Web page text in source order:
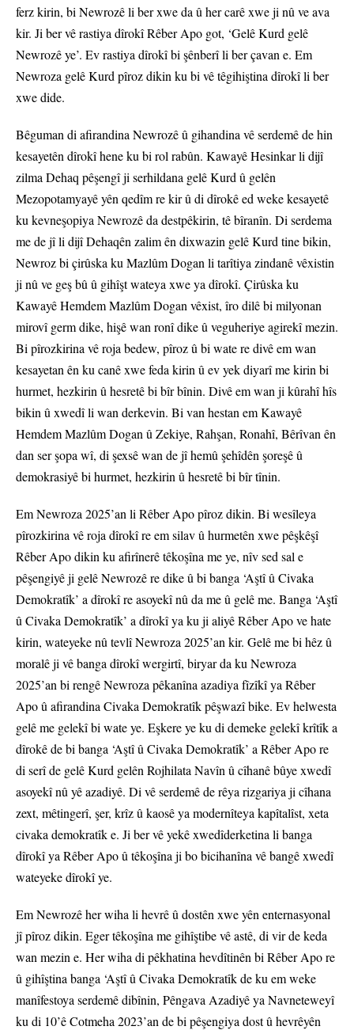
ferz kirin, bi Newrozê li ber xwe da û her carê xwe ji nû ve ava
kir. Ji ber vê rastiya dîrokî Rêber Apo got, ‘Gelê Kurd gelê
Newrozê ye’. Ev rastiya dîrokî bi şênberî li ber çavan e. Em
Newroza gelê Kurd pîroz dikin ku bi vê têgihiştina dîrokî li ber
xwe dide.
Bêguman di afirandina Newrozê û gihandina vê serdemê de hin
kesayetên dîrokî hene ku bi rol rabûn. Kawayê Hesinkar li dijî
zilma Dehaq pêşengî ji serhildana gelê Kurd û gelên
Mezopotamyayê yên qedîm re kir û di dîrokê ed weke kesayetê
ku kevneşopiya Newrozê da destpêkirin, tê bîranîn. Di serdema
me de jî li dijî Dehaqên zalim ên dixwazin gelê Kurd tine bikin,
Newroz bi çirûska ku Mazlûm Dogan li tarîtiya zindanê vêxistin
ji nû ve geş bû û gihîşt wateya xwe ya dîrokî. Çirûska ku
Kawayê Hemdem Mazlûm Dogan vêxist, îro dilê bi milyonan
mirovî germ dike, hişê wan ronî dike û veguheriye agirekî mezin.
Bi pîrozkirina vê roja bedew, pîroz û bi wate re divê em wan
kesayetan ên ku canê xwe feda kirin û ev yek diyarî me kirin bi
hurmet, hezkirin û hesretê bi bîr bînin. Divê em wan ji kûrahî hîs
bikin û xwedî li wan derkevin. Bi van hestan em Kawayê
Hemdem Mazlûm Dogan û Zekiye, Rahşan, Ronahî, Bêrîvan ên
dan ser şopa wî, di şexsê wan de jî hemû şehîdên şoreşê û
demokrasiyê bi hurmet, hezkirin û hesretê bi bîr tînin.
Em Newroza 2025’an li Rêber Apo pîroz dikin. Bi wesîleya
pîrozkirina vê roja dîrokî re em silav û hurmetên xwe pêşkêşî
Rêber Apo dikin ku afirînerê têkoşîna me ye, nîv sed sal e
pêşengiyê ji gelê Newrozê re dike û bi banga ‘Aştî û Civaka
Demokratîk’ a dîrokî re asoyekî nû da me û gelê me. Banga ‘Aştî
û Civaka Demokratîk’ a dîrokî ya ku ji aliyê Rêber Apo ve hate
kirin, wateyeke nû tevlî Newroza 2025’an kir. Gelê me bi hêz û
moralê ji vê banga dîrokî wergirtî, biryar da ku Newroza
2025’an bi rengê Newroza pêkanîna azadiya fîzîkî ya Rêber
Apo û afirandina Civaka Demokratîk pêşwazî bike. Ev helwesta
gelê me gelekî bi wate ye. Eşkere ye ku di demeke gelekî krîtîk a
dîrokê de bi banga ‘Aştî û Civaka Demokratîk’ a Rêber Apo re
di serî de gelê Kurd gelên Rojhilata Navîn û cîhanê bûye xwedî
asoyekî nû yê azadiyê. Di vê serdemê de rêya rizgariya ji cîhana
zext, mêtingerî, şer, krîz û kaosê ya modernîteya kapîtalîst, xeta
civaka demokratîk e. Ji ber vê yekê xwedîderketina li banga
dîrokî ya Rêber Apo û têkoşîna ji bo bicihanîna vê bangê xwedî
wateyeke dîrokî ye.
Em Newrozê her wiha li hevrê û dostên xwe yên enternasyonal
jî pîroz dikin. Eger têkoşîna me gihîştibe vê astê, di vir de keda
wan mezin e. Her wiha di pêkhatina hevdîtinên bi Rêber Apo re
û gihîştina banga ‘Aştî û Civaka Demokratîk de ku em weke
manîfestoya serdemê dibînin, Pêngava Azadiyê ya Navneteweyî
ku di 10’ê Cotmeha 2023’an de bi pêşengiya dost û hevrêyên